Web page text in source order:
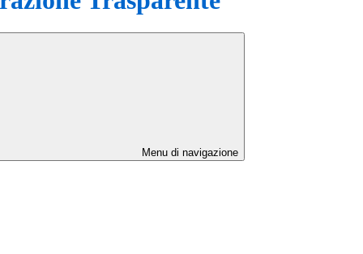
Menu di navigazione